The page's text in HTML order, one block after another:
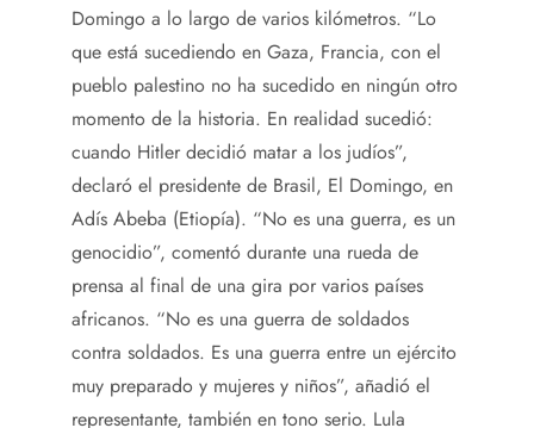
Domingo a lo largo de varios kilómetros. “Lo
que está sucediendo en Gaza, Francia, con el
pueblo palestino no ha sucedido en ningún otro
momento de la historia. En realidad sucedió:
cuando Hitler decidió matar a los judíos”,
declaró el presidente de Brasil, El Domingo, en
Adís Abeba (Etiopía). “No es una guerra, es un
genocidio”, comentó durante una rueda de
prensa al final de una gira por varios países
africanos. “No es una guerra de soldados
contra soldados. Es una guerra entre un ejército
muy preparado y mujeres y niños”, añadió el
representante, también en tono serio. Lula